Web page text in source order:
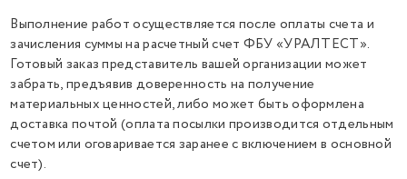
Выполнение работ осуществляется после оплаты счета и
зачисления суммы на расчетный счет ФБУ «УРАЛТЕСТ».
Готовый заказ представитель вашей организации может
забрать, предъявив доверенность на получение
материальных ценностей, либо может быть оформлена
доставка почтой (оплата посылки производится отдельным
счетом или оговаривается заранее с включением в основной
счет).